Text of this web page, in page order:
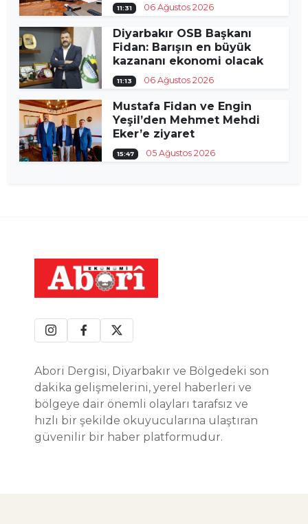
11:31 06 Ağustos 2026
Diyarbakır OSB Başkanı
Fidan: Barışın en büyük
kazananı ekonomi olacak
11:13 06 Ağustos 2026
Mustafa Fidan ve Engin
Yeşil’den Mehmet Mehdi
Eker’e ziyaret
15:47 05 Ağustos 2026
Abori Dergisi, Diyarbakır ve Bölgedeki son
dakika gelişmelerini, yerel haberleri ve
bölgeye dair önemli olayları tarafsız ve
hızlı bir şekilde okuyucularına ulaştıran
güvenilir bir haber platformudur.